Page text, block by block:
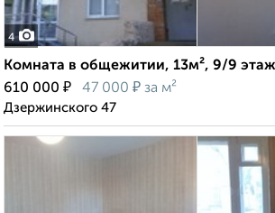
4
Комната в общежитии, 13м², 9/9 этаж
610 000 ₽ 47 000 ₽ за м²
Дзержинского 47